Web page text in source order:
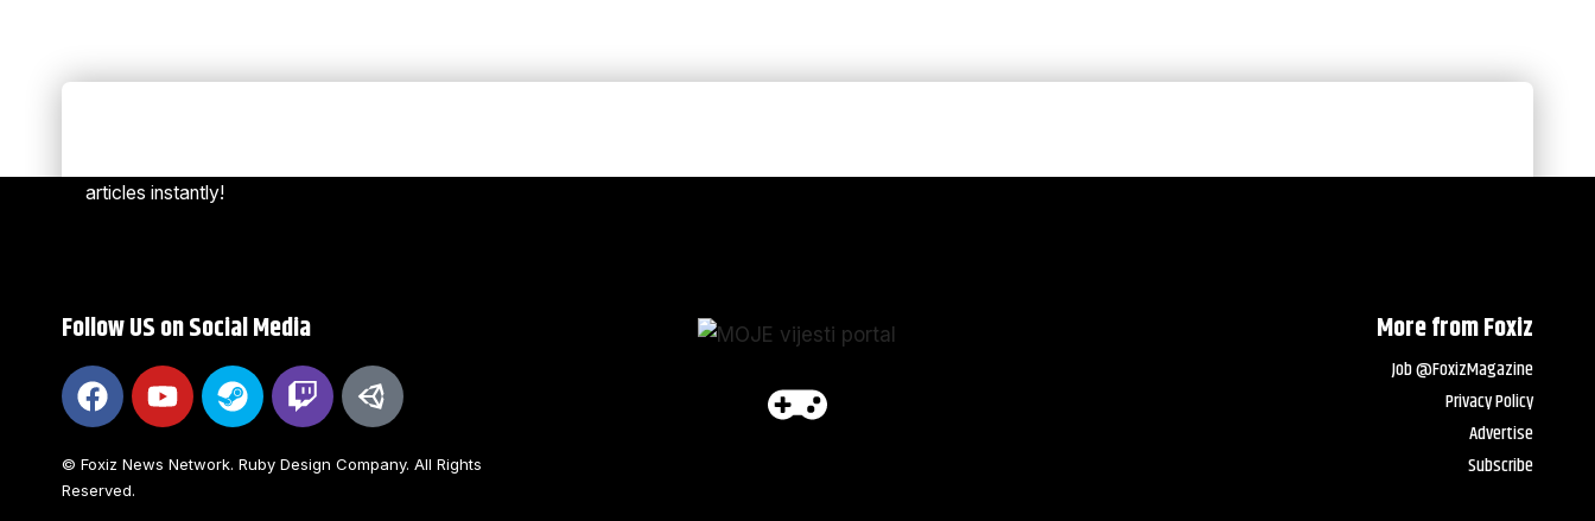
articles instantly!
Follow US on Social Media
© Foxiz News Network. Ruby Design Company. All Rights
Reserved.
More from Foxiz
Job @FoxizMagazine
Privacy Policy
Advertise
Subscribe